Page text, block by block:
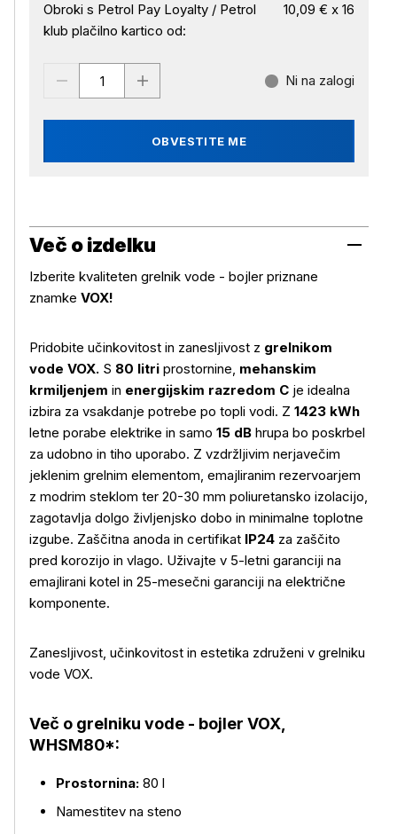
Obroki s Petrol Pay Loyalty / Petrol
klub plačilno kartico od:
10,09 € x 16
OBVESTITE ME
Ni na zalogi
Več o izdelku
Izberite kvaliteten grelnik vode - bojler priznane
znamke VOX!
Pridobite učinkovitost in zanesljivost z grelnikom
vode VOX. S 80 litri prostornine, mehanskim
krmiljenjem in energijskim razredom C je idealna
izbira za vsakdanje potrebe po topli vodi. Z 1423 kWh
letne porabe elektrike in samo 15 dB hrupa bo poskrbel
za udobno in tiho uporabo. Z vzdržljivim nerjavečim
jeklenim grelnim elementom, emajliranim rezervoarjem
z modrim steklom ter 20-30 mm poliuretansko izolacijo,
zagotavlja dolgo življenjsko dobo in minimalne toplotne
izgube. Zaščitna anoda in certifikat IP24 za zaščito
pred korozijo in vlago. Uživajte v 5-letni garanciji na
emajlirani kotel in 25-mesečni garanciji na električne
komponente.
Zanesljivost, učinkovitost in estetika združeni v grelniku
vode VOX.
Več o grelniku vode - bojler VOX,
WHSM80*:
Prostornina: 80 l
Namestitev na steno